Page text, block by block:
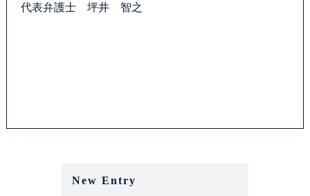
代表弁護士 坪井 智之
New Entry